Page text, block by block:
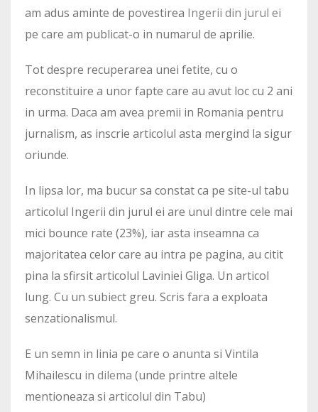
am adus aminte de povestirea Ingerii din jurul ei
pe care am publicat-o in numarul de aprilie.
Tot despre recuperarea unei fetite, cu o
reconstituire a unor fapte care au avut loc cu 2 ani
in urma. Daca am avea premii in Romania pentru
jurnalism, as inscrie articolul asta mergind la sigur
oriunde.
In lipsa lor, ma bucur sa constat ca pe site-ul tabu
articolul Ingerii din jurul ei are unul dintre cele mai
mici bounce rate (23%), iar asta inseamna ca
majoritatea celor care au intra pe pagina, au citit
pina la sfirsit articolul Laviniei Gliga. Un articol
lung. Cu un subiect greu. Scris fara a exploata
senzationalismul.
E un semn in linia pe care o anunta si Vintila
Mihailescu in dilema (unde printre altele
mentioneaza si articolul din Tabu)